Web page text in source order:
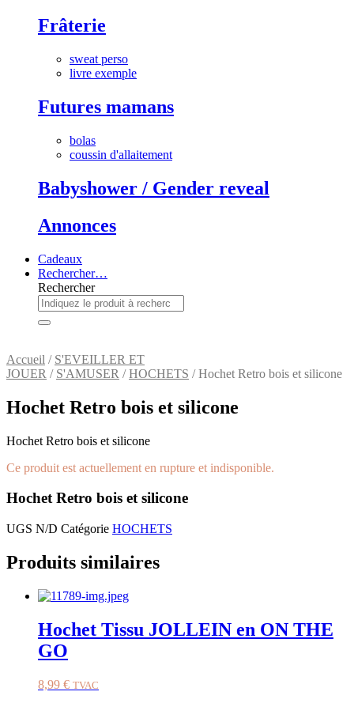
Frâterie
sweat perso
livre exemple
Futures mamans
bolas
coussin d'allaitement
Babyshower / Gender reveal
Annonces
Cadeaux
Rechercher…
Rechercher
Accueil / S'EVEILLER ET
JOUER / S'AMUSER /HOCHETS / Hochet Retro bois et silicone
Hochet Retro bois et silicone
Hochet Retro bois et silicone
Ce produit est actuellement en rupture et indisponible.
Hochet Retro bois et silicone
UGS N/D Catégorie HOCHETS
Produits similaires
Hochet Tissu JOLLEIN en ON THE
GO
8,99 € TVAC